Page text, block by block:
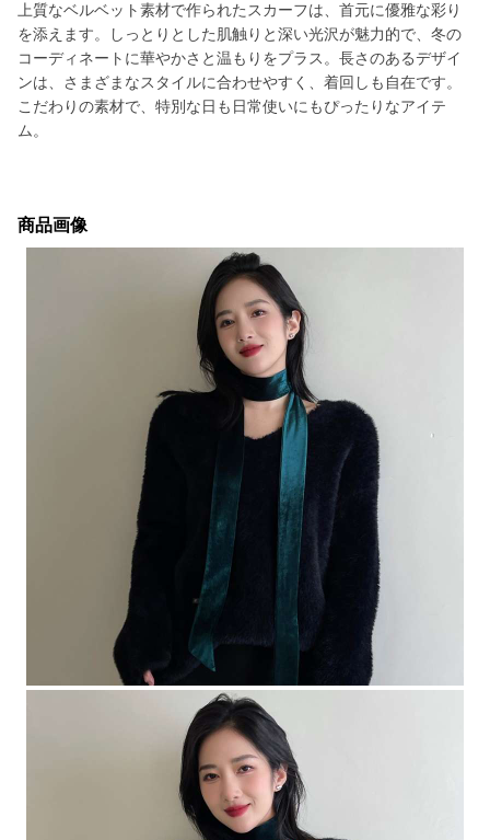
上質なベルベット素材で作られたスカーフは、首元に優雅な彩り
を添えます。しっとりとした肌触りと深い光沢が魅力的で、冬の
コーディネートに華やかさと温もりをプラス。長さのあるデザイ
ンは、さまざまなスタイルに合わせやすく、着回しも自在です。
こだわりの素材で、特別な日も日常使いにもぴったりなアイテ
ム。
商品画像